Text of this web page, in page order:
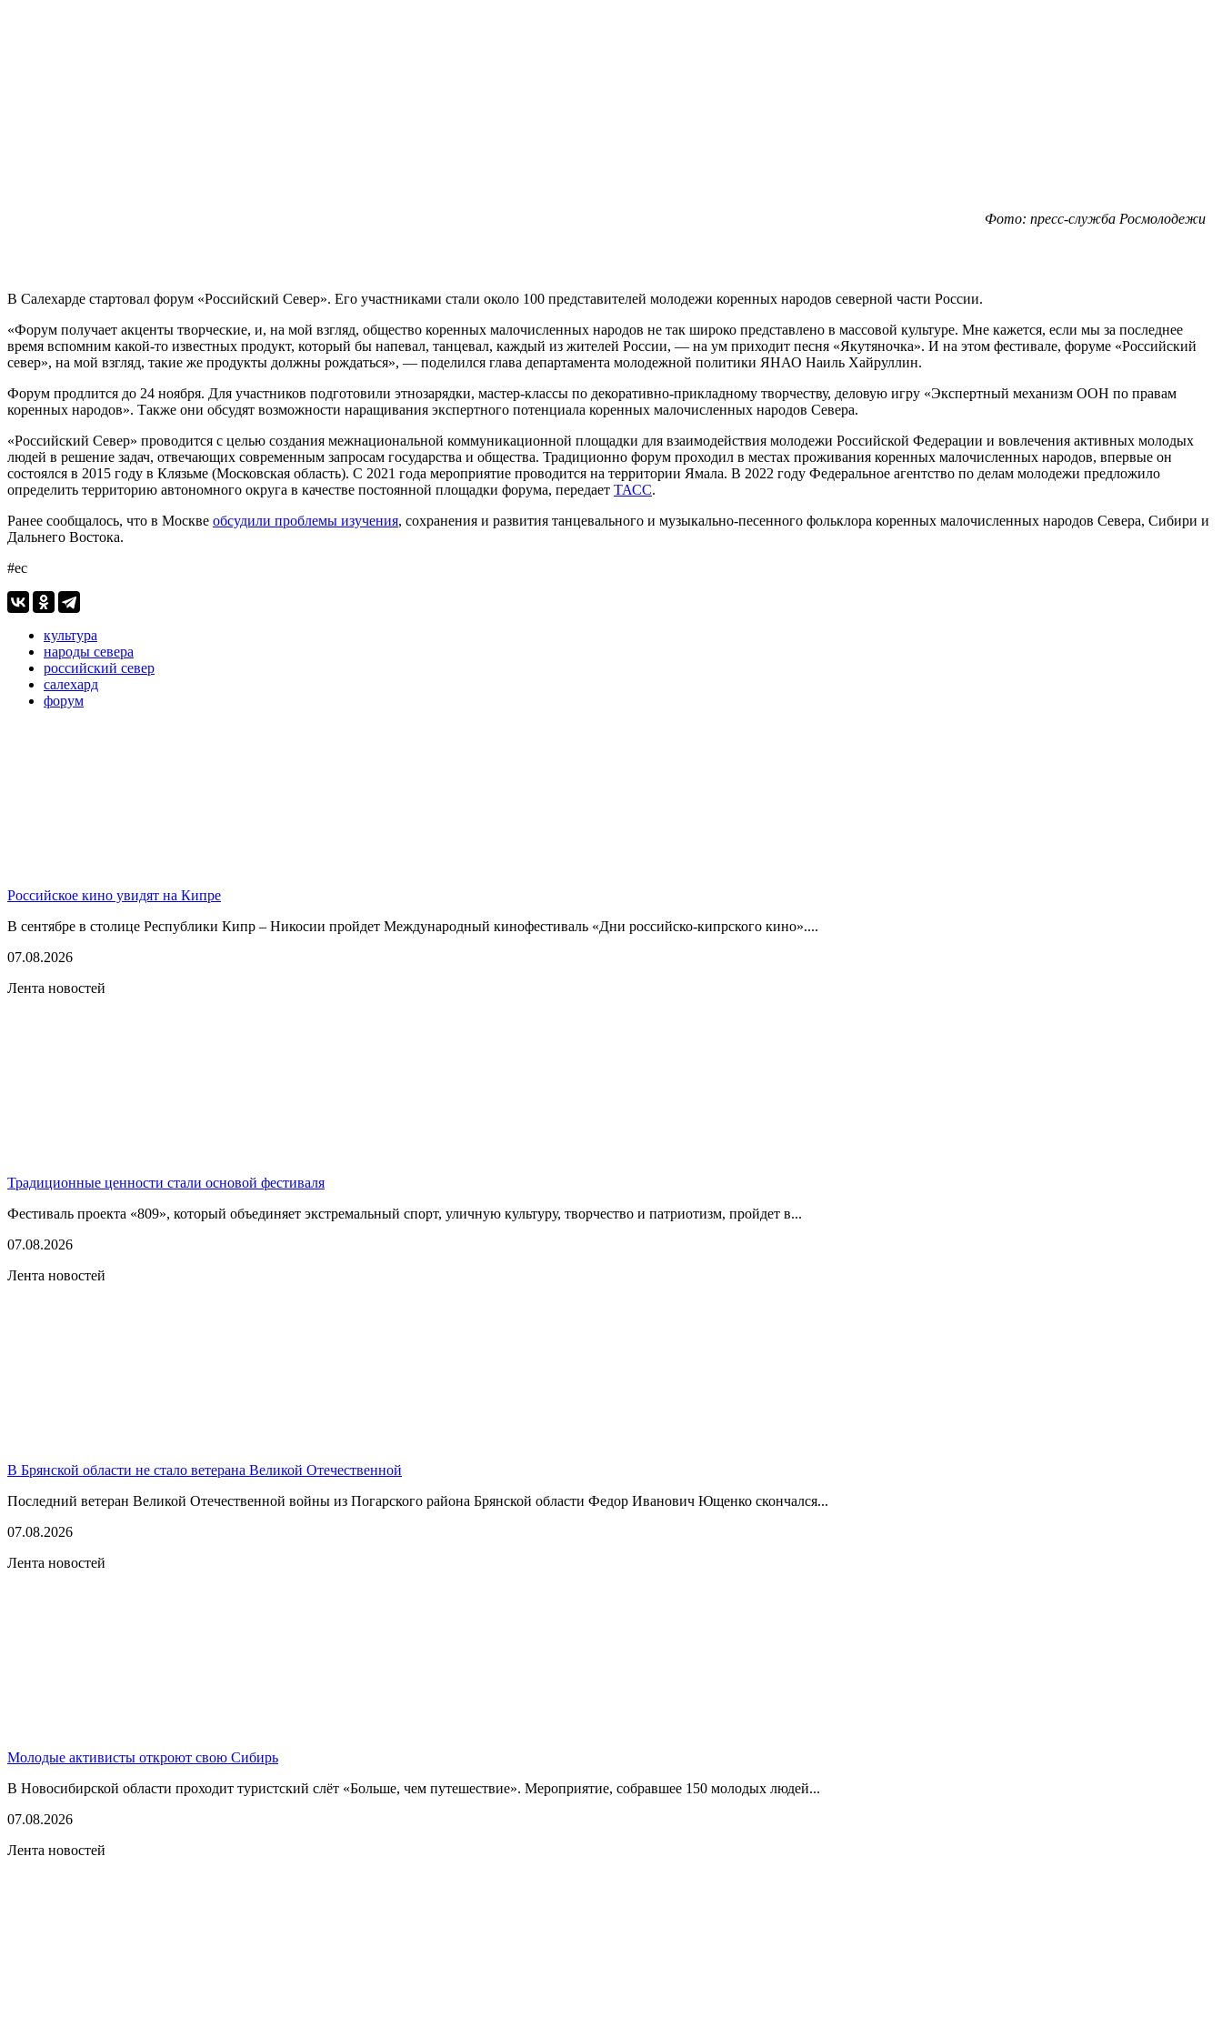
Фото: пресс-служба Росмолодежи
В Салехарде стартовал форум «Российский Север». Его участниками стали около 100 представителей молодежи коренных народов северной части России.
«Форум получает акценты творческие, и, на мой взгляд, общество коренных малочисленных народов не так широко представлено в массовой культуре. Мне кажется, если мы за последнее
время вспомним какой-то известных продукт, который бы напевал, танцевал, каждый из жителей России, — на ум приходит песня «Якутяночка». И на этом фестивале, форуме «Российский
север», на мой взгляд, такие же продукты должны рождаться», — поделился глава департамента молодежной политики ЯНАО Наиль Хайруллин.
Форум продлится до 24 ноября. Для участников подготовили этнозарядки, мастер-классы по декоративно-прикладному творчеству, деловую игру «Экспертный механизм ООН по правам
коренных народов». Также они обсудят возможности наращивания экспертного потенциала коренных малочисленных народов Севера.
«Российский Север» проводится с целью создания межнациональной коммуникационной площадки для взаимодействия молодежи Российской Федерации и вовлечения активных молодых
людей в решение задач, отвечающих современным запросам государства и общества. Традиционно форум проходил в местах проживания коренных малочисленных народов, впервые он
состоялся в 2015 году в Клязьме (Московская область). С 2021 года мероприятие проводится на территории Ямала. В 2022 году Федеральное агентство по делам молодежи предложило
определить территорию автономного округа в качестве постоянной площадки форума, передает ТАСС.
Ранее сообщалось, что в Москве обсудили проблемы изучения, сохранения и развития танцевального и музыкально-песенного фольклора коренных малочисленных народов Севера, Сибири и
Дальнего Востока.
#ес
культура
народы севера
российский север
салехард
форум
Российское кино увидят на Кипре
В сентябре в столице Республики Кипр – Никосии пройдет Международный кинофестиваль «Дни российско-кипрского кино»....
07.08.2026
Лента новостей
Традиционные ценности стали основой фестиваля
Фестиваль проекта «809», который объединяет экстремальный спорт, уличную культуру, творчество и патриотизм, пройдет в...
07.08.2026
Лента новостей
В Брянской области не стало ветерана Великой Отечественной
Последний ветеран Великой Отечественной войны из Погарского района Брянской области Федор Иванович Ющенко скончался...
07.08.2026
Лента новостей
Молодые активисты откроют свою Сибирь
В Новосибирской области проходит туристский слёт «Больше, чем путешествие». Мероприятие, собравшее 150 молодых людей...
07.08.2026
Лента новостей